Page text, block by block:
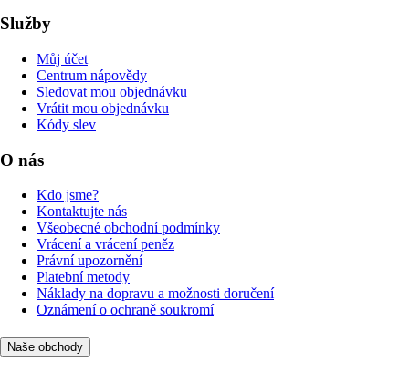
Služby
Můj účet
Centrum nápovědy
Sledovat mou objednávku
Vrátit mou objednávku
Kódy slev
O nás
Kdo jsme?
Kontaktujte nás
Všeobecné obchodní podmínky
Vrácení a vrácení peněz
Právní upozornění
Platební metody
Náklady na dopravu a možnosti doručení
Oznámení o ochraně soukromí
Naše obchody